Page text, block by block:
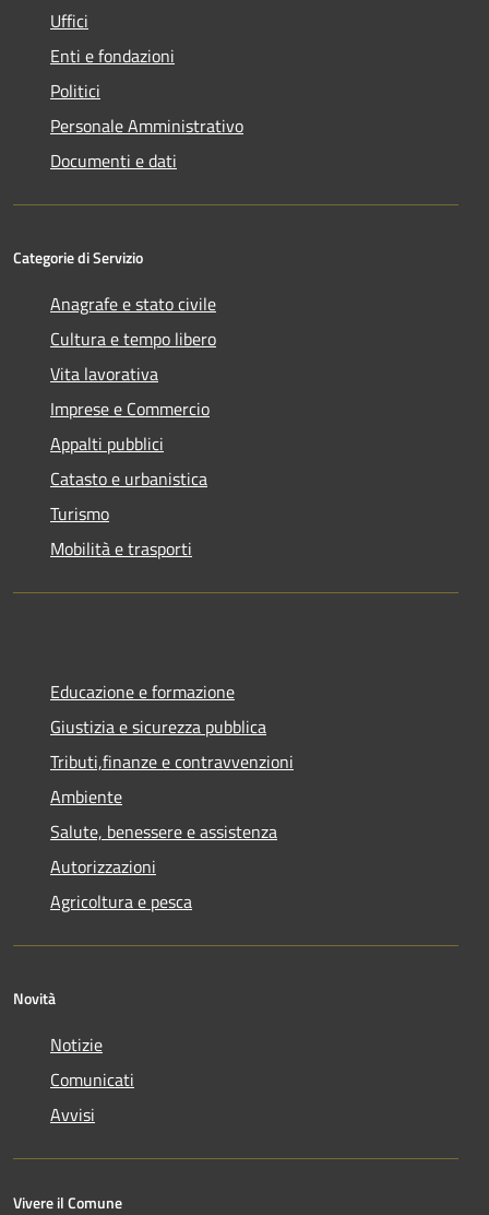
Uffici
Enti e fondazioni
Politici
Personale Amministrativo
Documenti e dati
Categorie di Servizio
Anagrafe e stato civile
Cultura e tempo libero
Vita lavorativa
Imprese e Commercio
Appalti pubblici
Catasto e urbanistica
Turismo
Mobilità e trasporti
Educazione e formazione
Giustizia e sicurezza pubblica
Tributi,finanze e contravvenzioni
Ambiente
Salute, benessere e assistenza
Autorizzazioni
Agricoltura e pesca
Novità
Notizie
Comunicati
Avvisi
Vivere il Comune